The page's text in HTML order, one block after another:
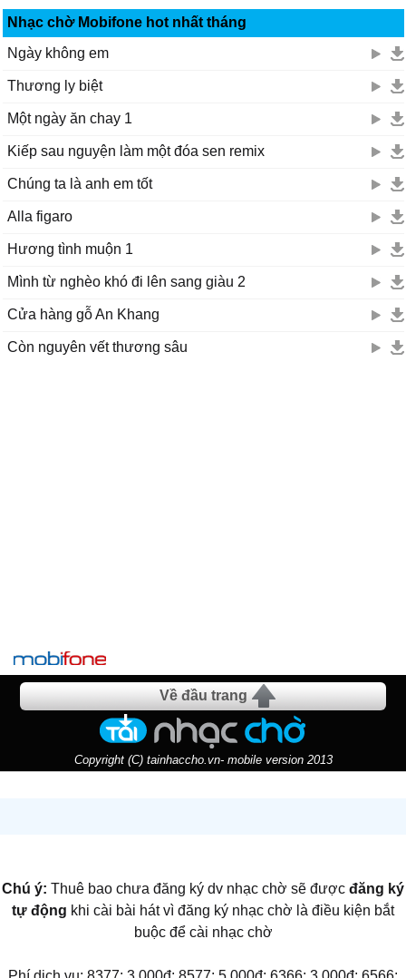
Nhạc chờ Mobifone hot nhất tháng
Ngày không em
Thương ly biệt
Một ngày ăn chay 1
Kiếp sau nguyện làm một đóa sen remix
Chúng ta là anh em tốt
Alla figaro
Hương tình muộn 1
Mình từ nghèo khó đi lên sang giàu 2
Cửa hàng gỗ An Khang
Còn nguyên vết thương sâu
Về đầu trang
Copyright (C) tainhaccho.vn- mobile version 2013
Chú ý: Thuê bao chưa đăng ký dv nhạc chờ sẽ được đăng ký
tự động khi cài bài hát vì đăng ký nhạc chờ là điều kiện bắt
buộc để cài nhạc chờ